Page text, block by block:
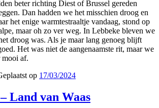
beter richting Diest of Brussel gereden
Dan hadden we het misschien droog en
het enige warmtestraaltje vandaag, stond op
maar oh zo ver weg. In Lebbeke bleven we
droog was. Als je maar lang genoeg blijft
Het was niet de aangenaamste rit, maar we
mooi af.
op 17/03/2024
Land van Waas